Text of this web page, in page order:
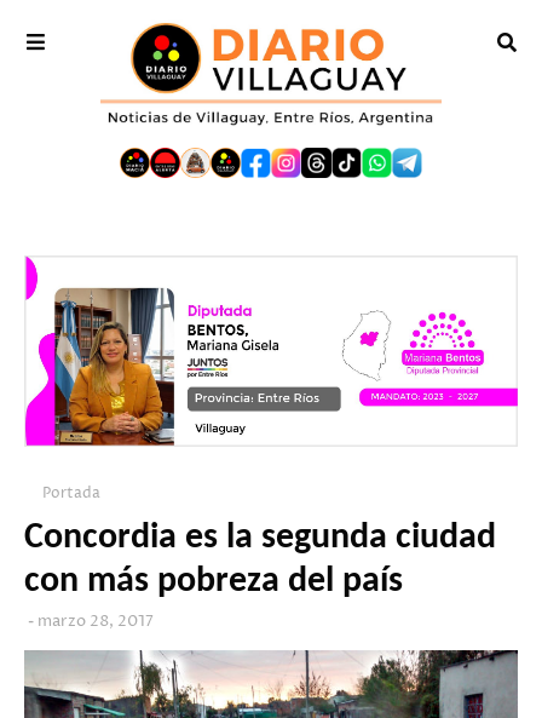
Portada
Concordia es la segunda ciudad
con más pobreza del país
marzo 28, 2017